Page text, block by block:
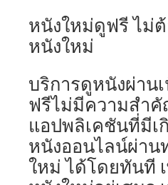
หนังใหม่ดูฟรี ไม่
หนังใหม่
บริการดูหนังผ่าน
ฟรีไม่มีความสำคั
แอปพลิเคชันที่มีเ
หนังออนไลน์ผ่าน
ใหม่ ได้โดยทันที